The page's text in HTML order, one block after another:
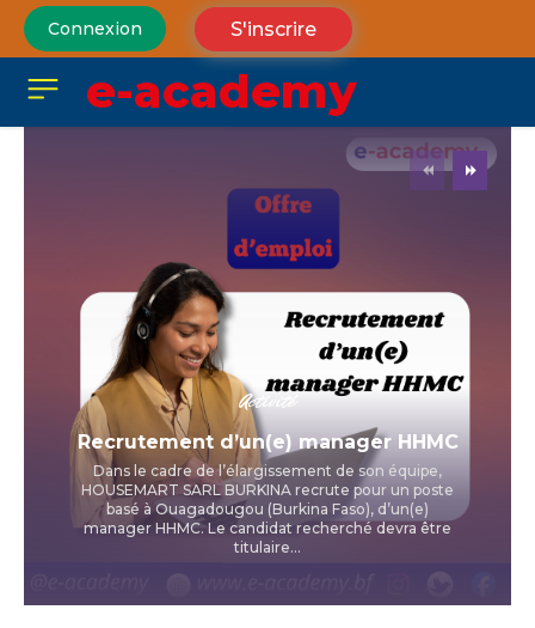
Connexion S'inscrire
e-academy
Activité
Recrutement d’un(e) manager HHMC
Dans le cadre de l’élargissement de son équipe,
HOUSEMART SARL BURKINA recrute pour un poste
basé à Ouagadougou (Burkina Faso), d’un(e)
manager HHMC. Le candidat recherché devra être
titulaire...